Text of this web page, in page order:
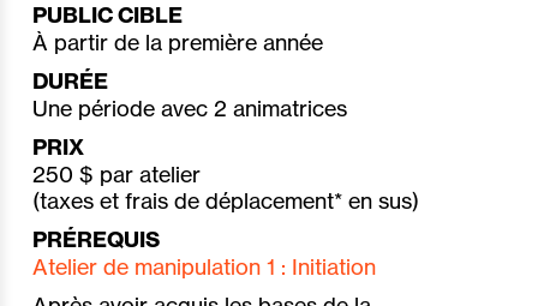
PUBLIC CIBLE
À partir de la première année
DURÉE
Une période avec 2 animatrices
PRIX
250 $ par atelier
(taxes et frais de déplacement* en sus)
PRÉREQUIS
Atelier de manipulation 1 : Initiation